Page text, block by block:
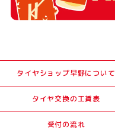
タイヤショップ早野について
タイヤ交換の工賃表
受付の流れ